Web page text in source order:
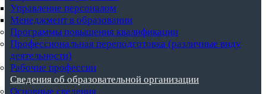
Управление персоналом
Менеджмент в образовании
Программы повышения квалификации
Профессиональная переподготовка (различные виду
деятельности)
Рабочие профессии
Сведения об образовательной организации
Основные сведения